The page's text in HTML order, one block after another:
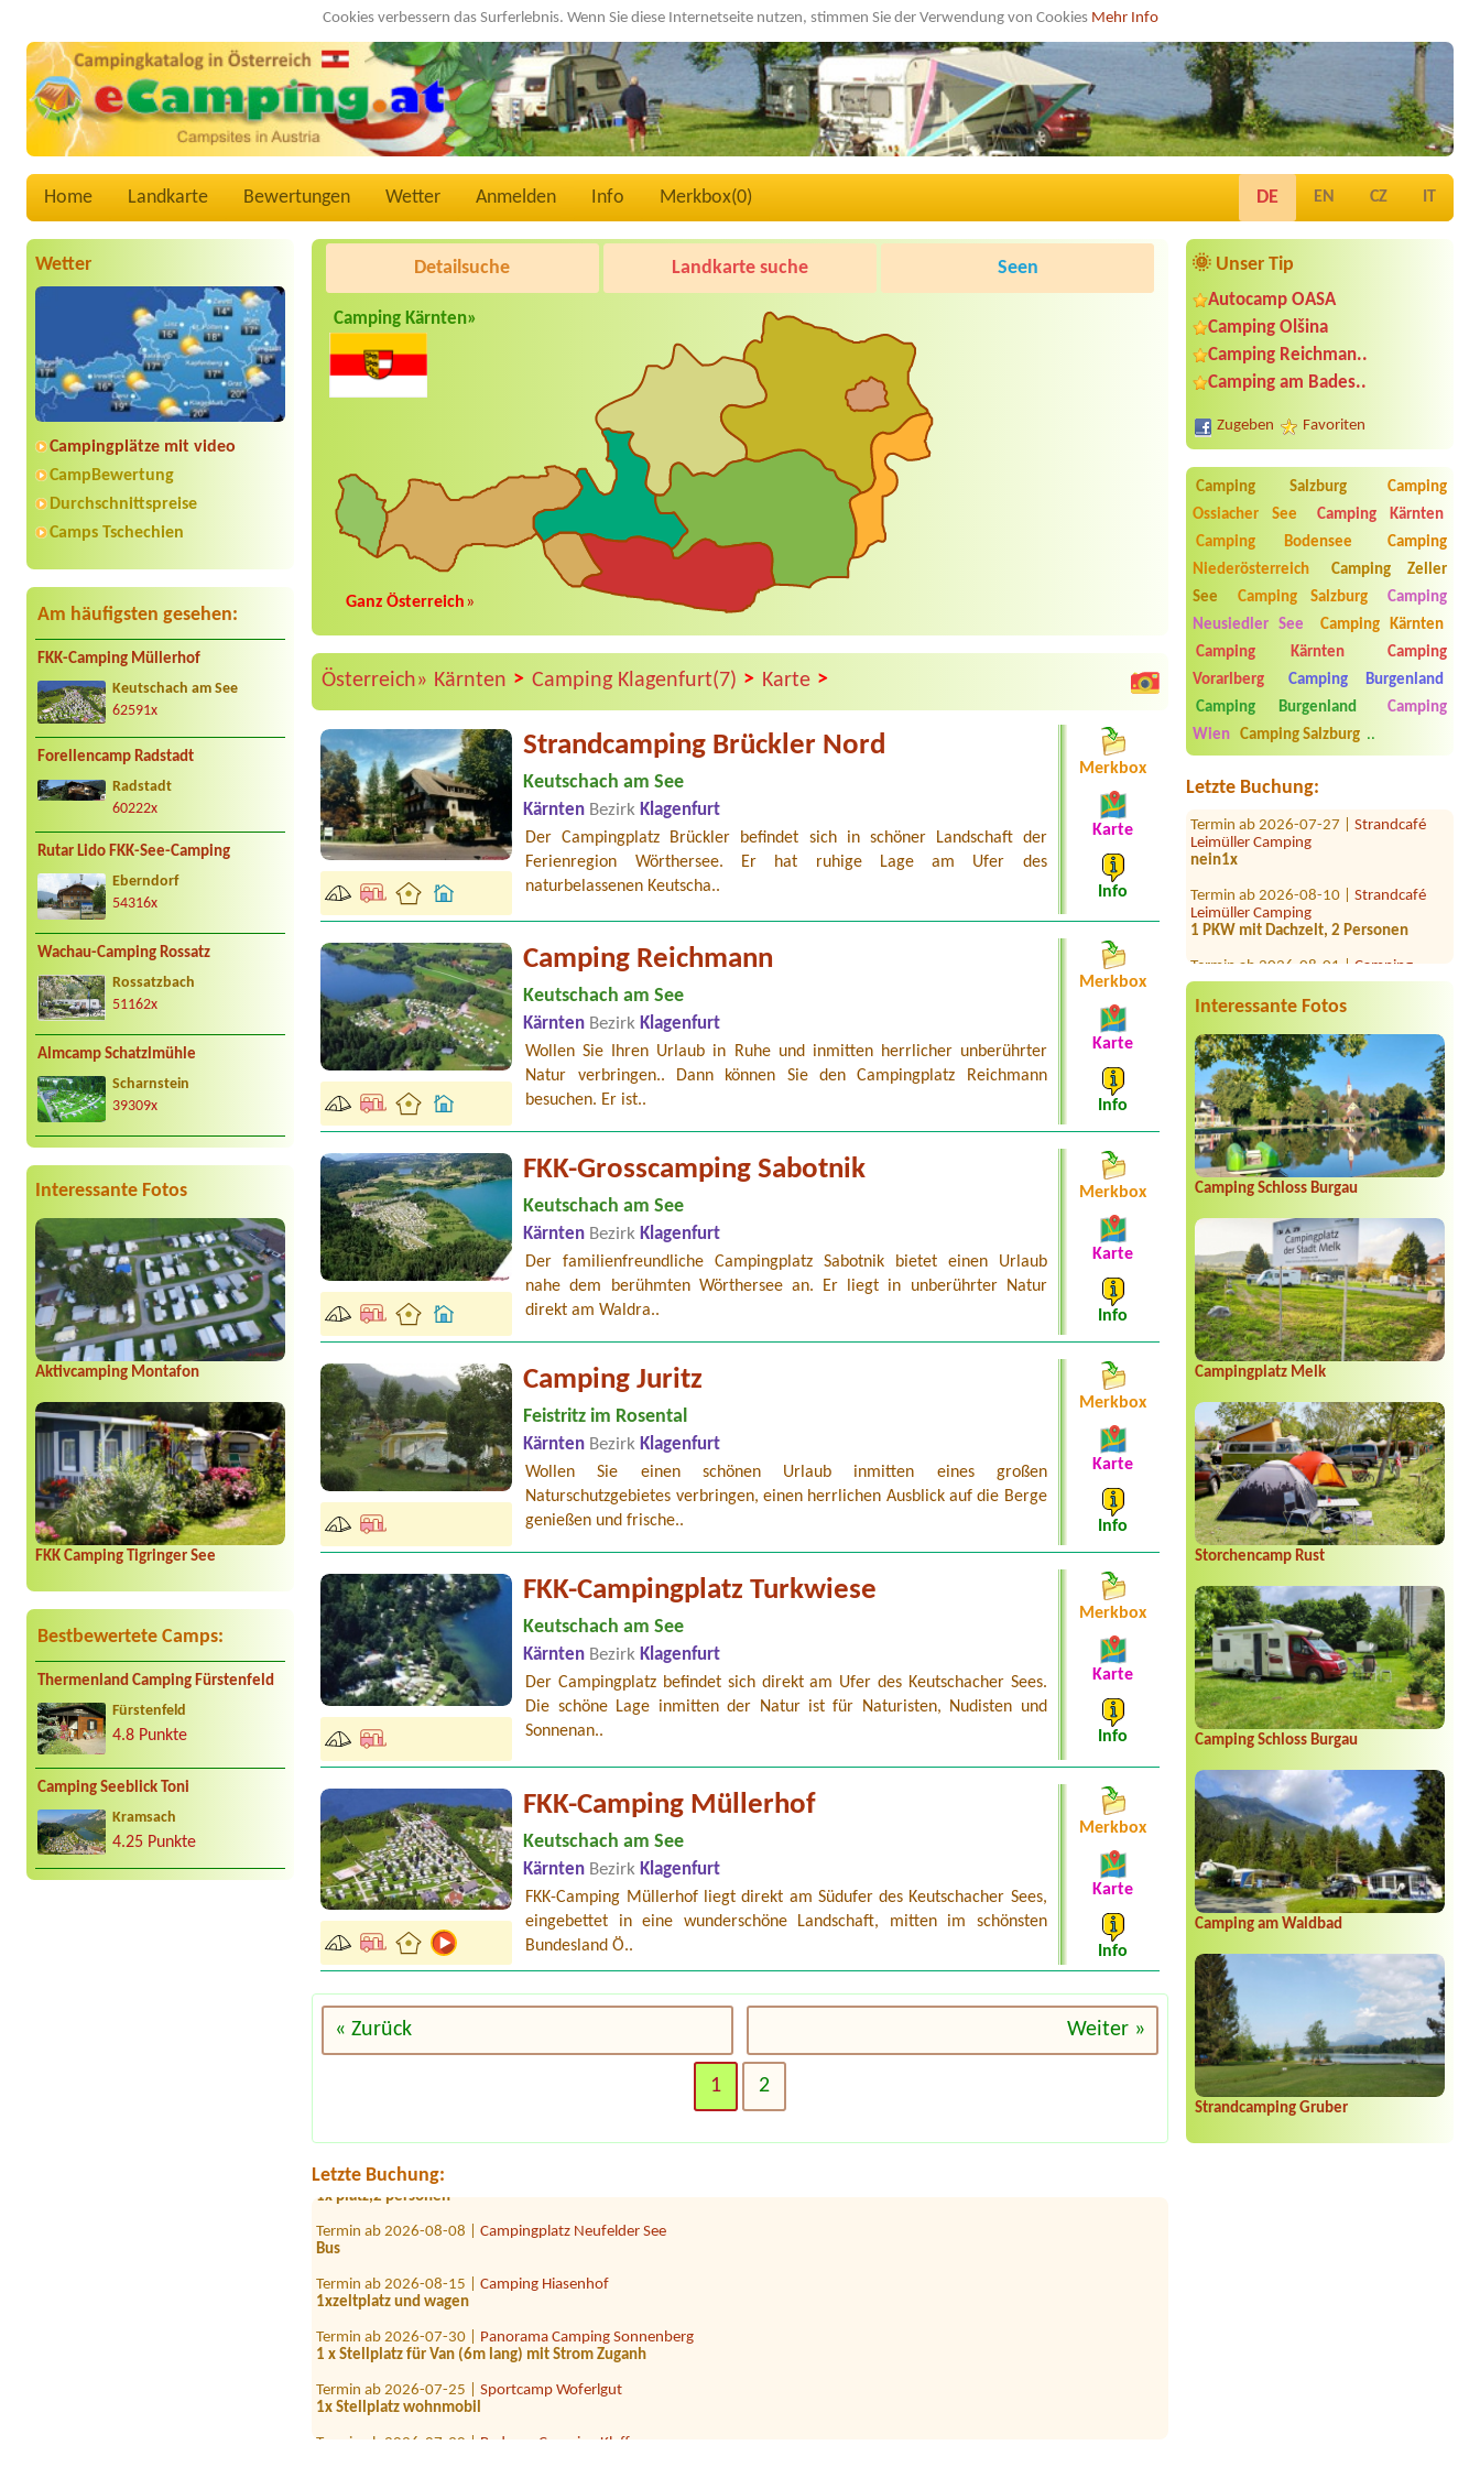
Cookies verbessern das Surferlebnis. Wenn Sie diese Internetseite nutzen, stimmen Sie der Verwendung von Cookies Mehr Info
Home Landkarte Bewertungen Wetter Anmelden Info Merkbox(0) DE EN CZ IT
Wetter
Campingplätze mit video
CampBewertung
Durchschnittspreise
Camps Tschechien
Am häufigsten gesehen:
FKK-Camping Müllerhof
Keutschach am See
62591x
Forellencamp Radstadt
Radstadt
60222x
Rutar Lido FKK-See-Camping
Eberndorf
54316x
Wachau-Camping Rossatz
Rossatzbach
51162x
Almcamp Schatzlmühle
Scharnstein
39309x
Interessante Fotos
Aktivcamping Montafon
FKK Camping Tigringer See
Bestbewertete Camps:
Thermenland Camping Fürstenfeld
Fürstenfeld
4.8 Punkte
Camping Seeblick Toni
Kramsach
4.25 Punkte
🌞 Unser Tip
Autocamp OASA
Camping Olšina
Camping Reichman..
Camping am Bades..
Zugeben Favoriten
Camping Salzburg
Camping
Ossiacher See
Camping Kärnten
Camping Bodensee
Camping
Niederösterreich
Camping Zeller
See
Camping Salzburg
Camping
Neusiedler See
Camping Kärnten
Camping Kärnten
Camping
Vorarlberg
Camping Burgenland
Camping Burgenland
Camping
Wien
Camping Salzburg ..
Letzte Buchung:
Termin ab 2026-08-31 |
Campingplatz
Neufelder See
1×Zeltolatz für 2 Personen
Termin ab 2026-08-11 |Seepension &
Camping Nußbaumer KG
Leimüller Camping
nein1x
Leimüller Camping
1 PKW mit Dachzelt, 2 Personen
Kranebitterhof
1 Stellplatz mit Strom
Mexico am Bodensee
1 Stellplatz für Wohwagen ca 7 m
Deichsellänge
Termin ab 2026-07-26 |Strandcafé
Leimüller Camping
1 Zelt, 2 Erwachsene, 2 Kinder
Termin ab 2026-08-27 |Camping
Grabner GmbH
2person+2 children
Termin ab 2026-08-14 |
Camping
Schloss Aigen
1 tent, 1 person
Termin ab 2026-08-02 |Camping &
Appartement Grimmingsicht
1 tent, 2 adults, 3 children
Interessante Fotos
Camping Schloss Burgau
Campingplatz Melk
Storchencamp Rust
Camping Schloss Burgau
Camping am Waldbad
Strandcamping Gruber
Detailsuche Landkarte suche Seen
Camping Kärnten»
Ganz Österreich »
Österreich» Kärnten > Camping Klagenfurt(7) > Karte >
Strandcamping Brückler Nord
Keutschach am See
Kärnten Bezirk Klagenfurt
Der Campingplatz Brückler befindet sich in schöner Landschaft der
Ferienregion Wörthersee. Er hat ruhige Lage am Ufer des
naturbelassenen Keutscha..
Merkbox
Karte
Info
Camping Reichmann
Keutschach am See
Kärnten Bezirk Klagenfurt
Wollen Sie Ihren Urlaub in Ruhe und inmitten herrlicher unberührter
Natur verbringen.. Dann können Sie den Campingplatz Reichmann
besuchen. Er ist..
Merkbox
Karte
Info
FKK-Grosscamping Sabotnik
Keutschach am See
Kärnten Bezirk Klagenfurt
Der familienfreundliche Campingplatz Sabotnik bietet einen Urlaub
nahe dem berühmten Wörthersee an. Er liegt in unberührter Natur
direkt am Waldra..
Merkbox
Karte
Info
Camping Juritz
Feistritz im Rosental
Kärnten Bezirk Klagenfurt
Wollen Sie einen schönen Urlaub inmitten eines großen
Naturschutzgebietes verbringen, einen herrlichen Ausblick auf die Berge
genießen und frische..
Merkbox
Karte
Info
FKK-Campingplatz Turkwiese
Keutschach am See
Kärnten Bezirk Klagenfurt
Der Campingplatz befindet sich direkt am Ufer des Keutschacher Sees.
Die schöne Lage inmitten der Natur ist für Naturisten, Nudisten und
Sonnenan..
Merkbox
Karte
Info
FKK-Camping Müllerhof
Keutschach am See
Kärnten Bezirk Klagenfurt
FKK-Camping Müllerhof liegt direkt am Südufer des Keutschacher Sees,
eingebettet in eine wunderschöne Landschaft, mitten im schönsten
Bundesland Ö..
Merkbox
Karte
Info
« Zurück Weiter »
1 2
Letzte Buchung:
Termin ab 2026-08-01 |Camping Temel
Termin ab 2026-07-29 |
1x platz,2 personen
Bus
1xzeltplatz und wagen
1 x Stellplatz für Van (6m lang) mit Strom Zuganh
1x Stellplatz wohnmobil
1 x Stellplatz mit Wohnwagen + Strom,Wasser, 2 Erwachsene, 2 Kinder, 1 Hund